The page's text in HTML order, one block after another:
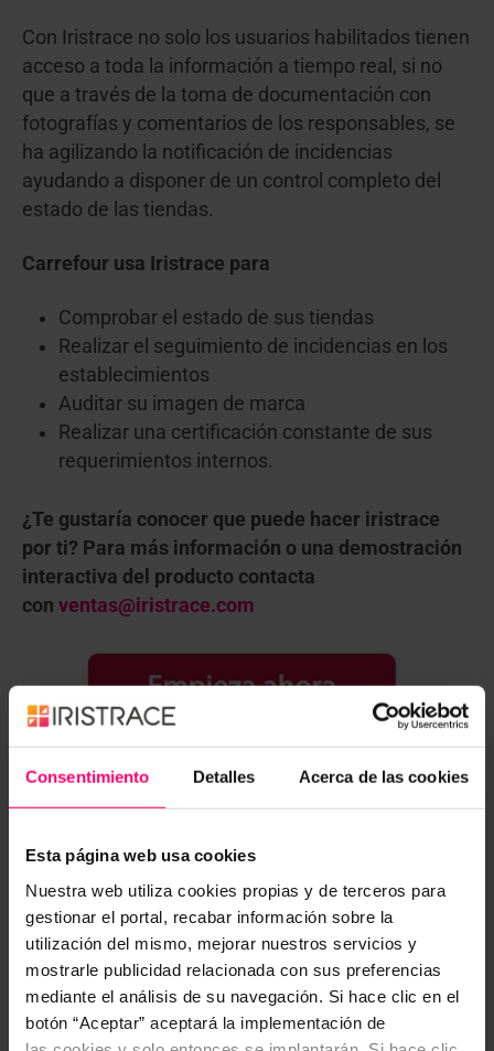
Consentimiento Detalles Acerca de las cookies
Esta página web usa cookies
Nuestra web utiliza cookies propias y de terceros para
gestionar el portal, recabar información sobre la
utilización del mismo, mejorar nuestros servicios y
mostrarle publicidad relacionada con sus preferencias
mediante el análisis de su navegación. Si hace clic en el
botón “Aceptar” aceptará la implementación de
Con Iristrace no solo los usuarios habilitados tienen
acceso a toda la información a tiempo real, si no
que a través de la toma de documentación con
fotografías y comentarios de los responsables, se
ha agilizando la notificación de incidencias
ayudando a disponer de un control completo del
estado de las tiendas.
Carrefour usa Iristrace para
Comprobar el estado de sus tiendas
Realizar el seguimiento de incidencias en los
establecimientos
Auditar su imagen de marca
Realizar una certificación constante de sus
requerimientos internos.
¿Te gustaría conocer que puede hacer iristrace
por ti? Para más información o una demostración
interactiva del producto contacta
con ventas@iristrace.com
¿Te resultó interesante? ¡No dudes en
compartirlo!